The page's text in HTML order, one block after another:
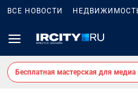
ВСЕ НОВОСТИ
Бесплатная мастерская для медиа